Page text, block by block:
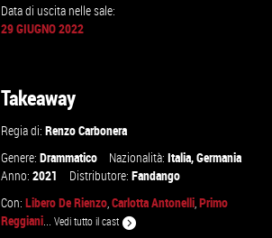
Data di uscita nelle sale:
29 GIUGNO 2022
Takeaway
Regia di:Renzo Carbonera
Genere:Drammatico Nazionalità:Italia,Germania
Anno:2021 Distributore:Fandango
Con:Libero De Rienzo,Carlotta Antonelli,Primo
Reggiani...Vedi tutto il cast